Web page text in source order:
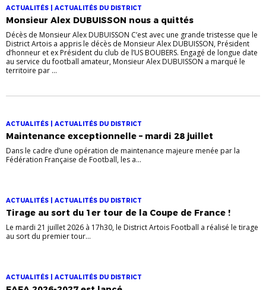
ACTUALITÉS | ACTUALITÉS DU DISTRICT
Monsieur Alex DUBUISSON nous a quittés
Décès de Monsieur Alex DUBUISSON C’est avec une grande tristesse que le
District Artois a appris le décès de Monsieur Alex DUBUISSON, Président
d’honneur et ex Président du club de l’US BOUBERS. Engagé de longue date
au service du football amateur, Monsieur Alex DUBUISSON a marqué le
territoire par ...
ACTUALITÉS | ACTUALITÉS DU DISTRICT
Maintenance exceptionnelle – mardi 28 juillet
Dans le cadre d’une opération de maintenance majeure menée par la
Fédération Française de Football, les a...
ACTUALITÉS | ACTUALITÉS DU DISTRICT
Tirage au sort du 1er tour de la Coupe de France !
Le mardi 21 juillet 2026 à 17h30, le District Artois Football a réalisé le tirage
au sort du premier tour...
ACTUALITÉS | ACTUALITÉS DU DISTRICT